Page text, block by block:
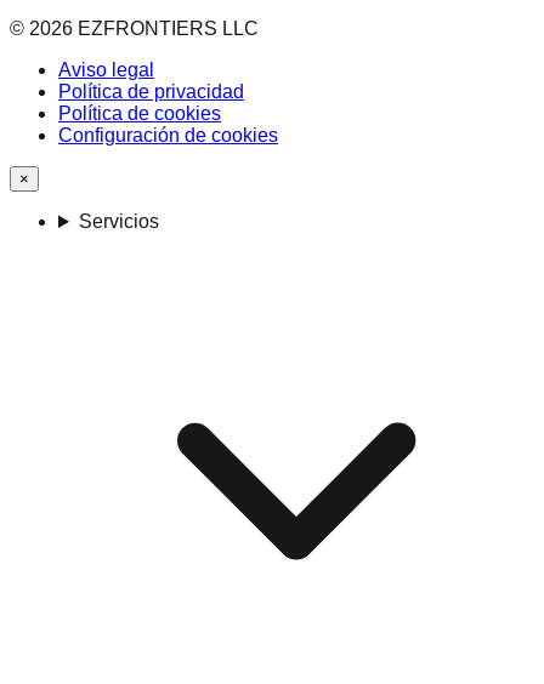
© 2026 EZFRONTIERS LLC
Aviso legal
Política de privacidad
Política de cookies
Configuración de cookies
×
Servicios